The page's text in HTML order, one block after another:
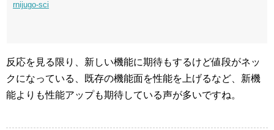
rnijugo-sci
反応を見る限り、新しい機能に期待もするけど値段がネッ
クになっている、既存の機能面を性能を上げるなど、新機
能よりも性能アップも期待している声が多いですね。